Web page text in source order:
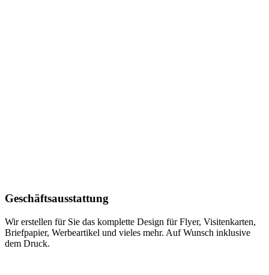
Geschäftsausstattung
Wir erstellen für Sie das komplette Design für Flyer, Visitenkarten,
Briefpapier, Werbeartikel und vieles mehr. Auf Wunsch inklusive
dem Druck.